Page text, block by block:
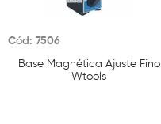
Cód: 7506
Base Magnética Ajuste Fino
Wtools